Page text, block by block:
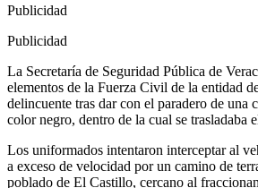
Publicidad
Publicidad
La Secretaría de Seguridad Pública de
elementos de la Fuerza Civil de la entidad
delincuente tras dar con el paradero de una
color negro, dentro de la cual se trasladaba
Los uniformados intentaron interceptar al
a exceso de velocidad por un camino de
poblado de El Castillo, cercano al